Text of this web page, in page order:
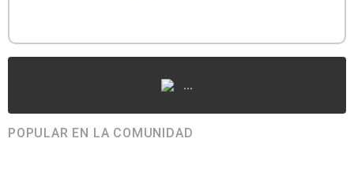
...
POPULAR EN LA COMUNIDAD